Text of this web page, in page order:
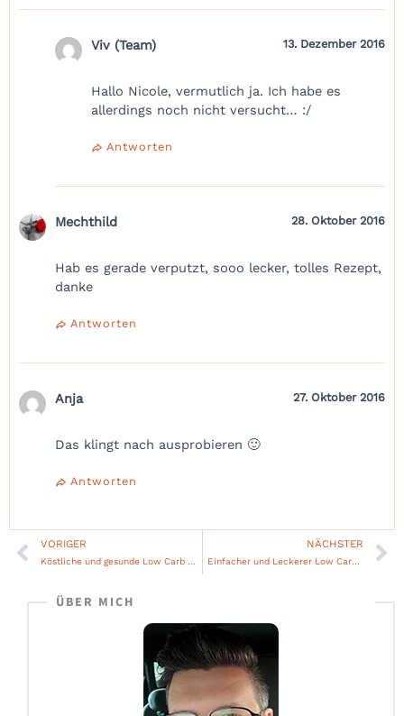
Viv (Team) 13. Dezember 2016
Hallo Nicole, vermutlich ja. Ich habe es
allerdings noch nicht versucht… :/
Antworten
Mechthild 28. Oktober 2016
Hab es gerade verputzt, sooo lecker, tolles Rezept,
danke
Antworten
Anja 27. Oktober 2016
Das klingt nach ausprobieren 🙂
Antworten
Zurück
VORIGER
Köstliche und gesunde Low Carb Erdbeer-Milchschnitten
NÄCHSTER
Einfacher und Leckerer Low Carb Räucherlachs Auflauf
ÜBER MICH